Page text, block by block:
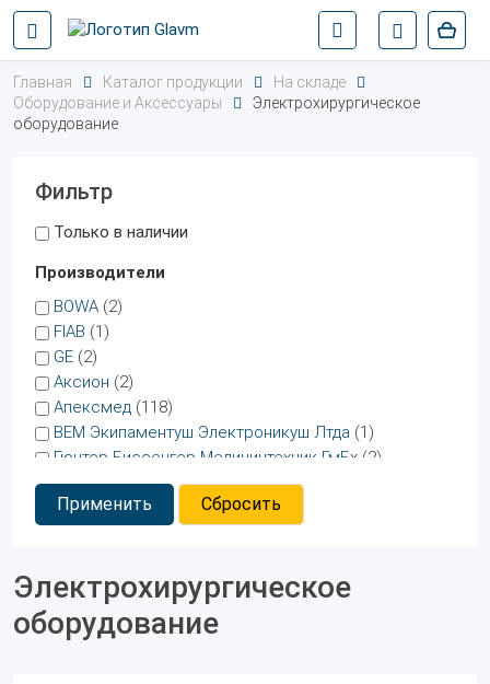
Главная Каталог продукции
На складе
Оборудование и Аксессуары
Электрохирургическое
оборудование
Фильтр
Только в наличии
Производители
BOWA (2)
FIAB (1)
GE (2)
Аксион (2)
Апексмед (118)
ВЕМ Экипаментуш Электроникуш Лтда (1)
Гюнтер Биссенгер Медицинтехник ГмБх (2)
Ковидиен Ллс(2)
НИМП ЕСН(1)
Фотек(4)
ФОТЕК ООО
(13)
Применить Сбросить
Электрохирургическое
оборудование